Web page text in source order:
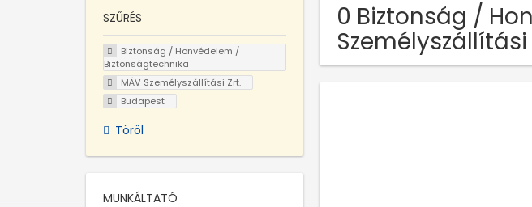
0 Biztonság /
SZŰRÉS
Biztonság / Honvédelem /
Biztonságtechnika
MÁV Személyszállítási Zrt.
Budapest
Töröl
MUNKÁLTATÓ